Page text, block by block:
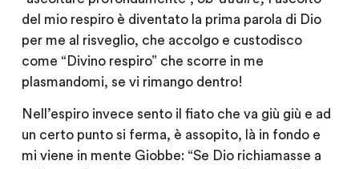
del mio respiro è diventato la prima parola di Dio
per me al risveglio, che accolgo e custodisco
come “Divino respiro” che scorre in me
plasmandomi, se vi rimango dentro!
Nell’espiro invece sento il fiato che va giù giù e ad
un certo punto si ferma, è assopito, là in fondo e
mi viene in mente Giobbe: “Se Dio richiamasse a